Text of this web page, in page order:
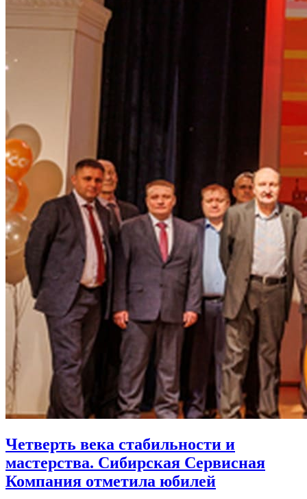
Четверть века стабильности и
мастерства. Сибирская Сервисная
Компания отметила юбилей